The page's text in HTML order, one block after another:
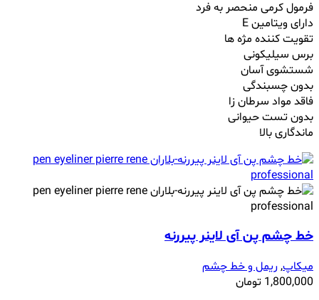
فرمول کرمی منحصر به فرد
دارای ویتامین E
تقویت کننده مژه ها
برس سیلیکونی
شستشوی آسان
بدون چسبندگی
فاقد مواد سرطان زا
بدون تست حیوانی
ماندگاری بالا
خط چشم پن آی لاینر پیررنه
میکاپ,ریمل و خط چشم
1,800,000 تومان